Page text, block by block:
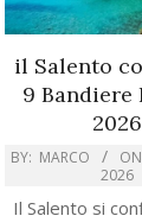
il Salento
9 Bandiere
2026
BY: MARCO
2026
Il Salento si